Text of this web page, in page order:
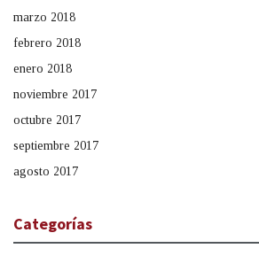
marzo 2018
febrero 2018
enero 2018
noviembre 2017
octubre 2017
septiembre 2017
agosto 2017
Categorías